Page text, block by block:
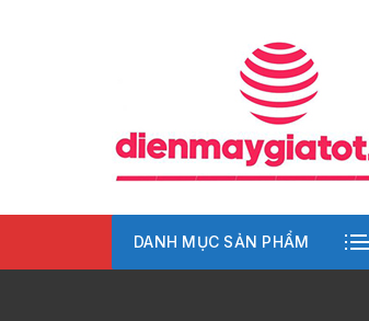
DANH MỤC SẢN PHẨM